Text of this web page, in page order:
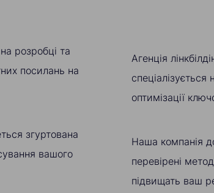
розробці та
посилань на
згуртована
вашого
Агенція
оптимізації
Наша компанія
перевірені
підвищать ваш